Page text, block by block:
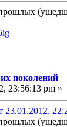
поколений
23:56:13 pm »
23.01.2012,